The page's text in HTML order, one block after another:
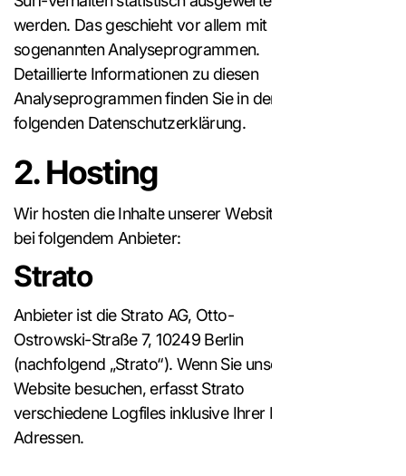
werden. Das geschieht vor allem mit
sogenannten Analyseprogrammen.
Detaillierte Informationen zu diesen
Analyseprogrammen finden Sie in der
folgenden Datenschutzerklärung.
2. Hosting
Wir hosten die Inhalte unserer Website
bei folgendem Anbieter:
Strato
Anbieter ist die Strato AG, Otto-
Ostrowski-Straße 7, 10249 Berlin
(nachfolgend „Strato“). Wenn Sie unsere
Website besuchen, erfasst Strato
verschiedene Logfiles inklusive Ihrer IP-
Adressen.